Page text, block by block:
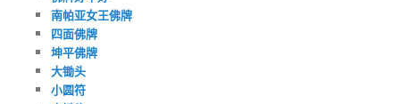
南帕亚女王佛牌
四面佛牌
坤平佛牌
大锄头
小圆符